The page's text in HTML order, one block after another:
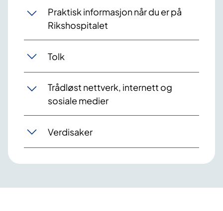
Praktisk informasjon når du er på
Rikshospitalet
Tolk
Trådløst nettverk, internett og
sosiale medier
Verdisaker